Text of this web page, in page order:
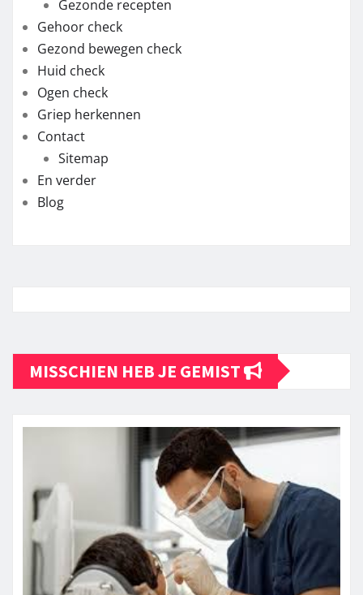
Gezonde recepten
Gehoor check
Gezond bewegen check
Huid check
Ogen check
Griep herkennen
Contact
Sitemap
En verder
Blog
MISSCHIEN HEB JE GEMIST